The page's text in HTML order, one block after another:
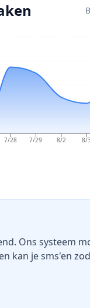
7/28 7/29 8/2 8/3
Ons systeem
kan je sms'en